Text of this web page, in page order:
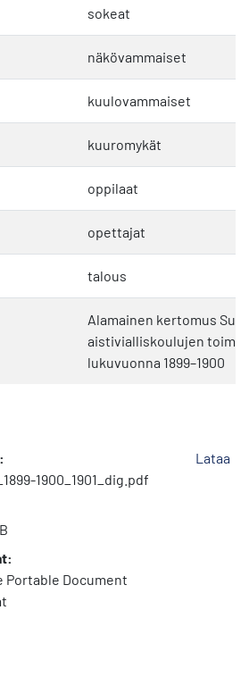
sokeat
näkövammaiset
kuulovammaiset
kuuromykät
oppilaat
opettajat
talous
Alamainen kertomus
aistivialliskoulujen
lukuvuonna 1899–1900
1900_1901_dig.pdf
Portable Document
Lataa